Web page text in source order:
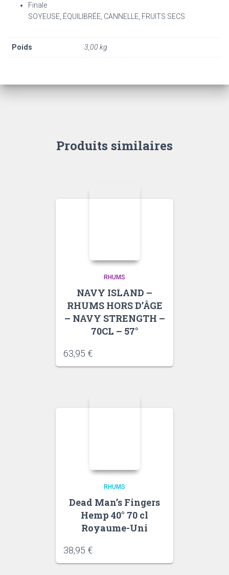
Finale
SOYEUSE, ÉQUILIBRÉE, CANNELLE, FRUITS SECS
Poids 3,00 kg
Produits similaires
RHUMS
NAVY ISLAND –
RHUMS HORS D’ÂGE
– NAVY STRENGTH –
70CL – 57°
63,95 €
RHUMS
Dead Man’s Fingers
Hemp 40° 70 cl
Royaume-Uni
38,95 €